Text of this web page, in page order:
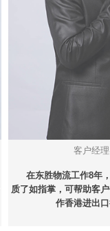
客户经
在东胜物流工作8年
质了如指掌，可帮助客
作香港进出